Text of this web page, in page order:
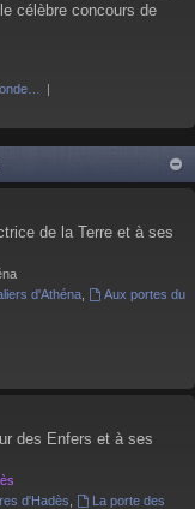
célèbre concours de
de la Terre et à ses
d'Athéna,
Aux portes du
des Enfers et à ses
d'Hadès
La porte des